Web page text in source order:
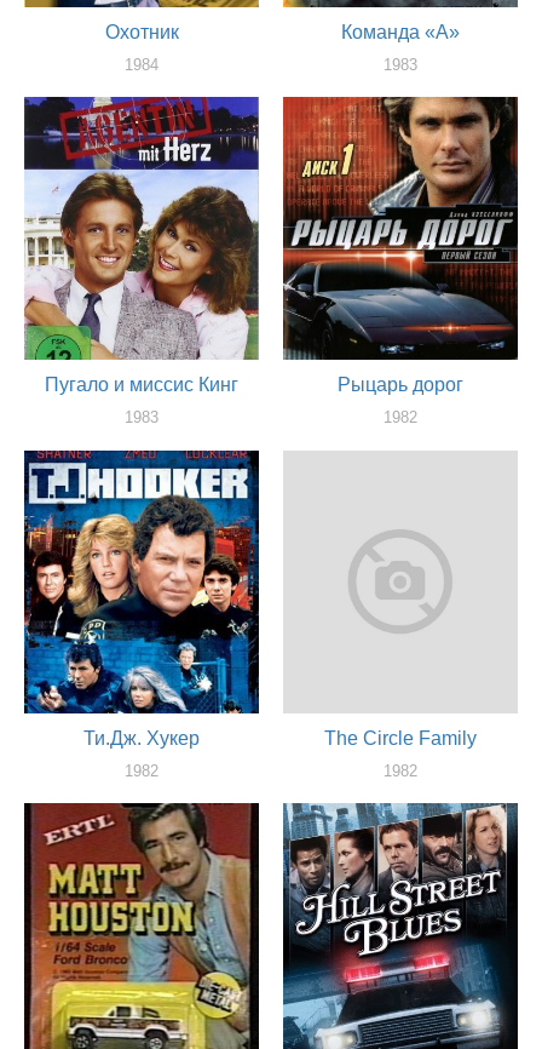
Охотник
1984
Команда «А»
1983
Пугало и миссис Кинг
1983
Рыцарь дорог
1982
Ти.Дж. Хукер
1982
The Circle Family
1982